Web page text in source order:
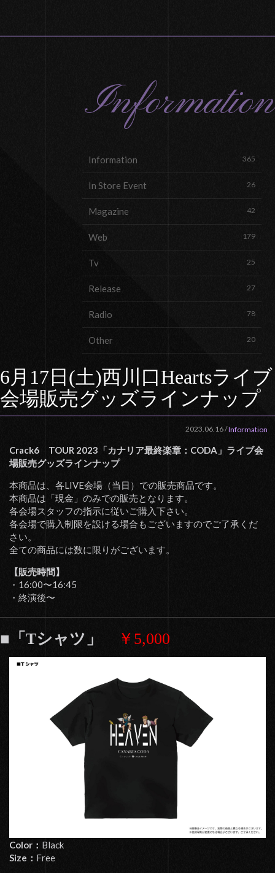
Information
Information 365
In Store Event 26
Magazine 42
Web 179
Tv 25
Release 27
Radio 78
Other 20
6月17日(土)西川口Heartsライブ
会場販売グッズラインナップ
2023.06.16/Information
Crack6 TOUR 2023「カナリア最終楽章：CODA」ライブ会
場販売グッズラインナップ
本商品は、各LIVE会場（当日）での販売商品です。
本商品は「現金」のみでの販売となります。
各会場スタッフの指示に従いご購入下さい。
各会場で購入制限を設ける場合もございますのでご了承くだ
さい。
全ての商品には数に限りがございます。
【販売時間】
・16:00〜16:45
・終演後〜
■「Tシャツ」 ￥5,000
Color： Black
Size： Free